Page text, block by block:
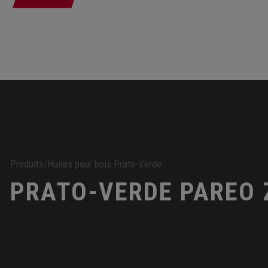
Produits/Huiles pour bois Prato-Verde
PRATO-VERDE PAREO